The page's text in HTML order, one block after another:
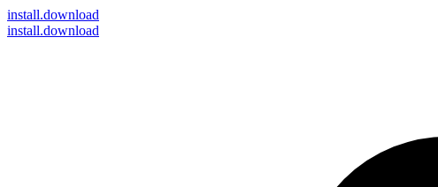
install.download
install.download